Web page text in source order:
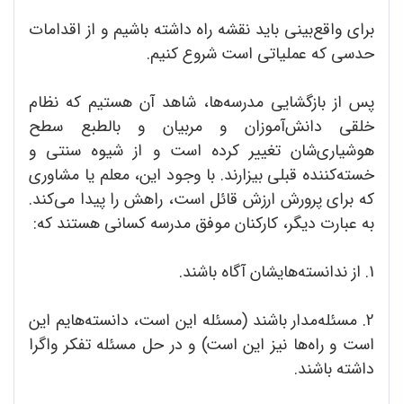
برای واقع‌بینی باید نقشه راه داشته باشیم و از اقدامات
حدسی که عملیاتی است شروع کنیم.
پس از بازگشایی مدرسه‌ها، شاهد آن هستیم که نظام
خلقی دانش‌آموزان و مربیان و بالطبع سطح
هوشیاری‌شان تغییر کرده است و از شیوه سنتی و
خسته‌کننده قبلی بیزارند. با وجود این، معلم یا مشاوری
که برای پرورش ارزش قائل است، راهش را پیدا می‌کند.
به عبارت دیگر، کارکنان موفق مدرسه کسانی هستند که:
1. از ندانسته‌هایشان آگاه باشند.
2. مسئله‌مدار باشند (مسئله این است، دانسته‌هایم این
است و راه‌ها نیز این است) و در حل مسئله تفکر واگرا
داشته باشند.